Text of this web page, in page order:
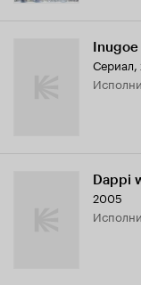
Inugoe
Dappi
2005